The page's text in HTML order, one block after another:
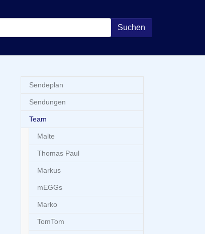
Suchen
Sendeplan
Sendungen
Team
Malte
Thomas Paul
Markus
mEGGs
Marko
TomTom